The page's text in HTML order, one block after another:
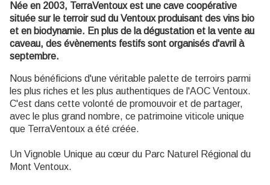
Née en 2003, TerraVentoux est une cave coopérative
située sur le terroir sud du Ventoux produisant des vins bio
et en biodynamie. En plus de la dégustation et la vente au
caveau, des évènements festifs sont organisés d'avril à
septembre.
Nous bénéficions d'une véritable palette de terroirs parmi
les plus riches et les plus authentiques de l'AOC Ventoux.
C'est dans cette volonté de promouvoir et de partager,
avec le plus grand nombre, ce patrimoine viticole unique
que TerraVentoux a été créée.
Un Vignoble Unique au cœur du Parc Naturel Régional du
Mont Ventoux.